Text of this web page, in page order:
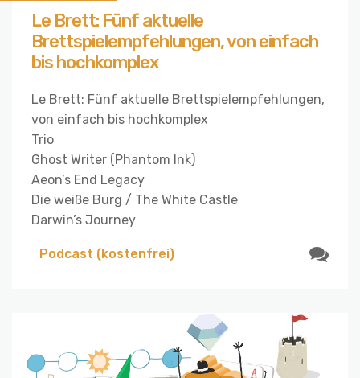
Le Brett: Fünf aktuelle
Brettspielempfehlungen, von einfach
bis hochkomplex
Le Brett: Fünf aktuelle Brettspielempfehlungen,
von einfach bis hochkomplex
Trio
Ghost Writer (Phantom Ink)
Aeon’s End Legacy
Die weiße Burg / The White Castle
Darwin’s Journey
Podcast (kostenfrei)